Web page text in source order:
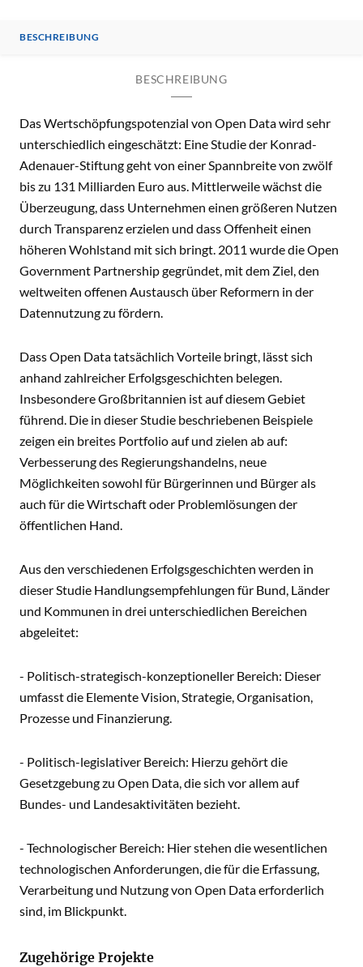
BESCHREIBUNG
BESCHREIBUNG
Das Wertschöpfungspotenzial von Open Data wird sehr
unterschiedlich eingeschätzt: Eine Studie der Konrad-
Adenauer-Stiftung geht von einer Spannbreite von zwölf
bis zu 131 Milliarden Euro aus. Mittlerweile wächst die
Überzeugung, dass Unternehmen einen größeren Nutzen
durch Transparenz erzielen und dass Offenheit einen
höheren Wohlstand mit sich bringt. 2011 wurde die Open
Government Partnership gegründet, mit dem Ziel, den
weltweiten offenen Austausch über Reformern in der
Datennutzung zu fördern.
Dass Open Data tatsächlich Vorteile bringt, lässt sich
anhand zahlreicher Erfolgsgeschichten belegen.
Insbesondere Großbritannien ist auf diesem Gebiet
führend. Die in dieser Studie beschriebenen Beispiele
zeigen ein breites Portfolio auf und zielen ab auf:
Verbesserung des Regierungshandelns, neue
Möglichkeiten sowohl für Bürgerinnen und Bürger als
auch für die Wirtschaft oder Problemlösungen der
öffentlichen Hand.
Aus den verschiedenen Erfolgsgeschichten werden in
dieser Studie Handlungsempfehlungen für Bund, Länder
und Kommunen in drei unterschiedlichen Bereichen
abgeleitet:
- Politisch-strategisch-konzeptioneller Bereich: Dieser
umfasst die Elemente Vision, Strategie, Organisation,
Prozesse und Finanzierung.
- Politisch-legislativer Bereich: Hierzu gehört die
Gesetzgebung zu Open Data, die sich vor allem auf
Bundes- und Landesaktivitäten bezieht.
- Technologischer Bereich: Hier stehen die wesentlichen
technologischen Anforderungen, die für die Erfassung,
Verarbeitung und Nutzung von Open Data erforderlich
sind, im Blickpunkt.
Zugehörige Projekte